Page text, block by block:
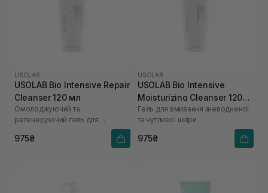
USOLAB
USOLAB Bio Intensive Repair
Cleanser 120 мл
Омолоджуючий та
регенеруючий гель для
975₴
USOLAB
USOLAB Bio Intensive
Moisturizing Cleanser 120
мл
Гель для вмивання зневодненої
та чутливої шкіри
975₴